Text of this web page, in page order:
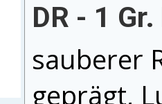
DR - 1
sauberer
geprägt,